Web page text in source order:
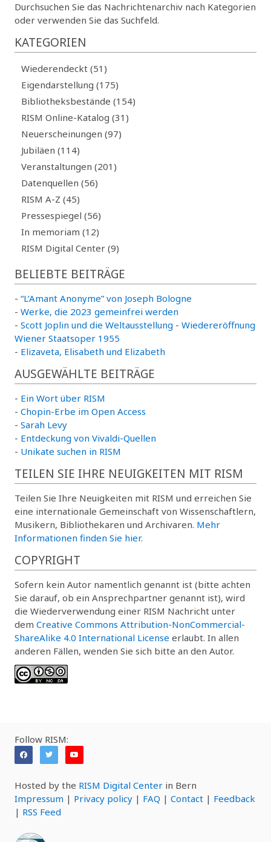
Durchsuchen Sie das Nachrichtenarchiv nach Kategorien
oder verwenden Sie das Suchfeld.
KATEGORIEN
Wiederendeckt (51)
Eigendarstellung (175)
Bibliotheksbestände (154)
RISM Online-Katalog (31)
Neuerscheinungen (97)
Jubiläen (114)
Veranstaltungen (201)
Datenquellen (56)
RISM A-Z (45)
Pressespiegel (56)
In memoriam (12)
RISM Digital Center (9)
BELIEBTE BEITRÄGE
- “L’Amant Anonyme” von Joseph Bologne
- Werke, die 2023 gemeinfrei werden
- Scott Joplin und die Weltausstellung - Wiedereröffnung
Wiener Staatsoper 1955
- Elizaveta, Elisabeth und Elizabeth
AUSGEWÄHLTE BEITRÄGE
- Ein Wort über RISM
- Chopin-Erbe im Open Access
- Sarah Levy
- Entdeckung von Vivaldi-Quellen
- Unikate suchen in RISM
TEILEN SIE IHRE NEUIGKEITEN MIT RISM
Teilen Sie Ihre Neuigkeiten mit RISM und erreichen Sie
eine internationale Gemeinschaft von Wissenschaftlern,
Musikern, Bibliothekaren und Archivaren. Mehr
Informationen finden Sie hier.
COPYRIGHT
Sofern kein Autor namentlich genannt ist (bitte achten
Sie darauf, ob ein Ansprechpartner genannt ist), wird
die Wiederverwendung einer RISM Nachricht unter
dem Creative Commons Attribution-NonCommercial-
ShareAlike 4.0 International License erlaubt. In allen
anderen Fällen, wenden Sie sich bitte an den Autor.
Follow RISM:
Hosted by the RISM Digital Center in Bern
Impressum | Privacy policy | FAQ | Contact | Feedback
| RSS Feed